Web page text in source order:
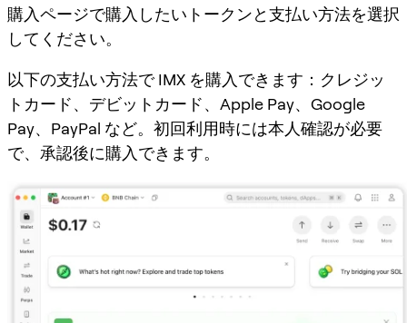
購入ページで購入したいトークンと支払い方法を選択
してください。
以下の支払い方法で IMX を購入できます：クレジッ
トカード、デビットカード、Apple Pay、Google
Pay、PayPal など。初回利用時には本人確認が必要
で、承認後に購入できます。